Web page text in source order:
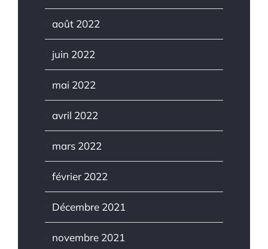
août 2022
juin 2022
mai 2022
avril 2022
mars 2022
février 2022
Décembre 2021
novembre 2021